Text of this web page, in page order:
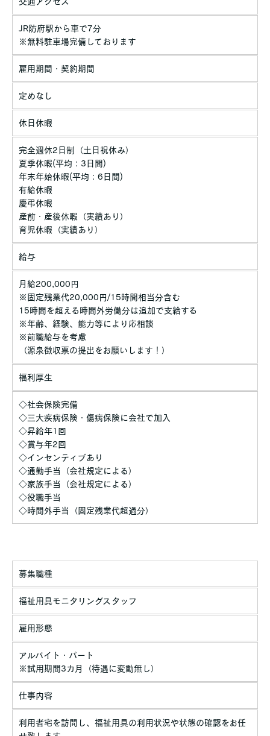
JR防府駅から車で7分
※無料駐車場完備しております
雇用期間・契約期間
定めなし
休日休暇
完全週休2日制（土日祝休み）
夏季休暇(平均：3日間)
年末年始休暇(平均：6日間)
有給休暇
慶弔休暇
産前・産後休暇（実績あり）
育児休暇（実績あり）
給与
月給200,000円
※固定残業代20,000円/15時間相当分含む
15時間を超える時間外労働分は追加で支給する
※年齢、経験、能力等により応相談
※前職給与を考慮
（源泉徴収票の提出をお願いします！）
福利厚生
◇社会保険完備
◇三大疾病保険・傷病保険に会社で加入
◇昇給年1回
◇賞与年2回
◇インセンティブあり
◇通勤手当（会社規定による）
◇家族手当（会社規定による）
◇役職手当
◇時間外手当（固定残業代超過分）
募集職種
福祉用具モニタリングスタッフ
雇用形態
アルバイト・パート
※試用期間3カ月（待遇に変動無し）
仕事内容
利用者宅を訪問し、福祉用具の利用状況や状態の確認をお任